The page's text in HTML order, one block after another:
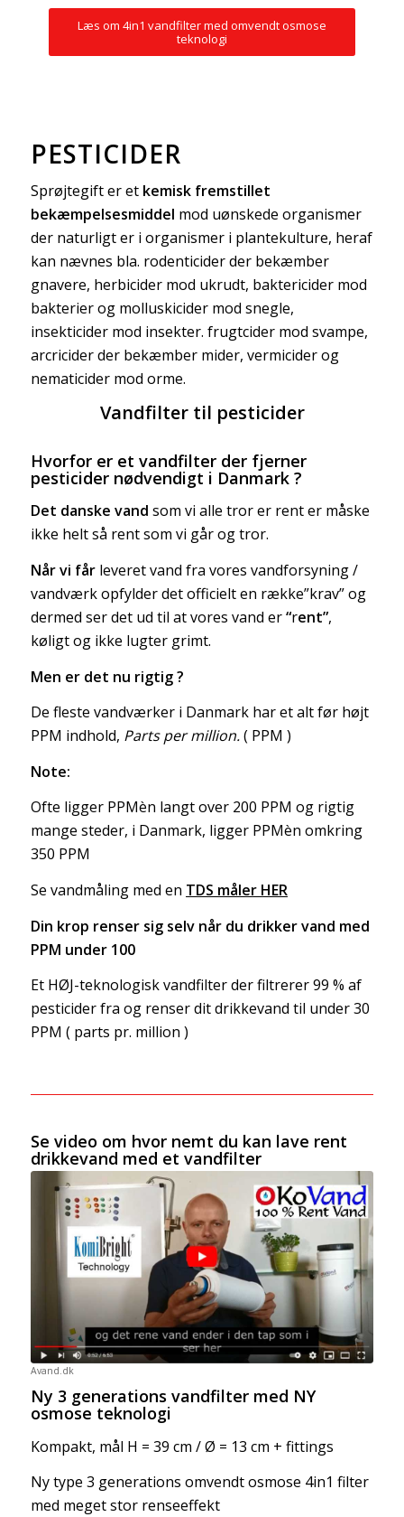
Læs om 4in1 vandfilter med omvendt osmose
teknologi
PESTICIDER
Sprøjtegift er et kemisk fremstillet
bekæmpelsesmiddel mod uønskede organismer
der naturligt er i organismer i plantekulture, heraf
kan nævnes bla. rodenticider der bekæmber
gnavere, herbicider mod ukrudt, baktericider mod
bakterier og molluskicider mod snegle,
insekticider mod insekter. frugtcider mod svampe,
arcricider der bekæmber mider, vermicider og
nematicider mod orme.
Vandfilter til pesticider
Hvorfor er et vandfilter der fjerner
pesticider nødvendigt i Danmark ?
Det danske vand som vi alle tror er rent er måske
ikke helt så rent som vi går og tror.
Når vi får leveret vand fra vores vandforsyning /
vandværk opfylder det officielt en række”krav” og
dermed ser det ud til at vores vand er“rent”,
køligt og ikke lugter grimt.
Men er det nu rigtig ?
De fleste vandværker i Danmark har et alt før højt
PPM indhold, Parts per million.( PPM )
Note:
Ofte ligger PPMèn langt over 200 PPM og rigtig
mange steder, i Danmark, ligger PPMèn omkring
350 PPM
Se vandmåling med en TDS måler HER
Din krop renser sig selv når du drikker vand med
PPM under 100
Et HØJ-teknologisk vandfilter der filtrerer 99 % af
pesticider fra og renser dit drikkevand til under 30
PPM ( parts pr. million )
Se video om hvor nemt du kan lave rent
drikkevand med et vandfilter
Avand.dk
Ny 3 generations vandfilter med NY
osmose teknologi
Kompakt, mål H = 39 cm / Ø = 13 cm + fittings
Ny type 3 generations omvendt osmose 4in1 filter
med meget stor renseeffekt